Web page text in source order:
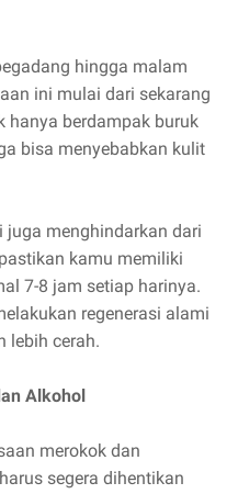
hingga malam
ini mulai dari sekarang
hanya berdampak buruk
bisa menyebabkan kulit
juga menghindarkan dari
kamu memiliki
7-8 jam setiap harinya.
regenerasi alami
lebih cerah.
Alkohol
merokok dan
segera dihentikan